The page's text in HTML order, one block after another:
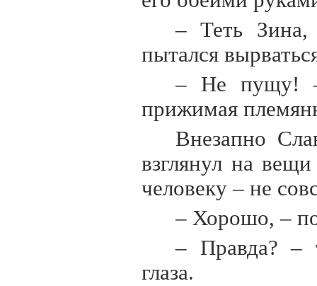
– Теть Зина,
пытался
– Не пущу! –
прижимая
Внезапно
взглянул на
человеку – не
– Хорошо, –
– Правда? –
глаза.